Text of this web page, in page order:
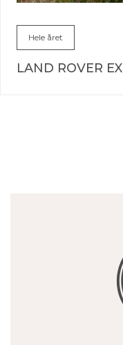
Hele året
LAND ROVER